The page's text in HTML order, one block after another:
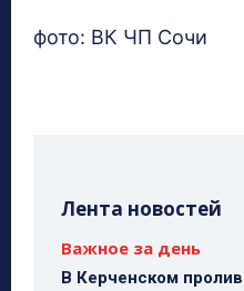
фото: ВК ЧП Сочи
Лента новостей
Важное за день
В Керченском